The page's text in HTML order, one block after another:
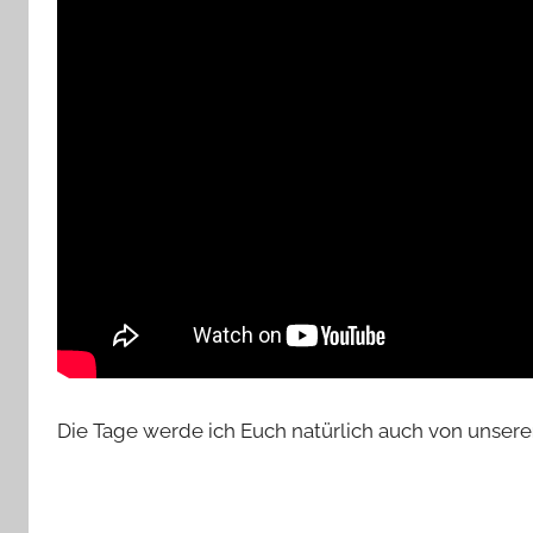
Die Tage werde ich Euch natürlich auch von